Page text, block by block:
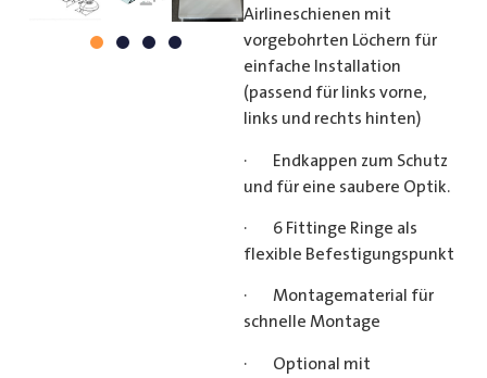
Airlineschienen mit
vorgebohrten Löchern für
einfache Installation
(passend für links vorne,
links und rechts hinten)
· Endkappen zum Schutz
und für eine saubere Optik.
· 6 Fittinge Ringe als
flexible Befestigungspunkt
· Montagematerial für
schnelle Montage
· Optional mit